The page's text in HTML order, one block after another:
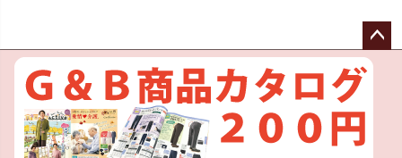
ペー
へ